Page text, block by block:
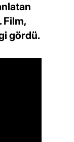
Film,
gördü.